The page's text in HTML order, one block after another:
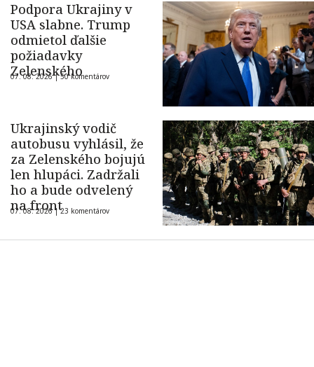
Podpora Ukrajiny v
USA slabne. Trump
odmietol ďalšie
požiadavky
Zelenského
07. 08. 2026 |50 komentárov
Ukrajinský vodič
autobusu vyhlásil, že
za Zelenského bojujú
len hlupáci. Zadržali
ho a bude odvelený
na front
07. 08. 2026 |23 komentárov